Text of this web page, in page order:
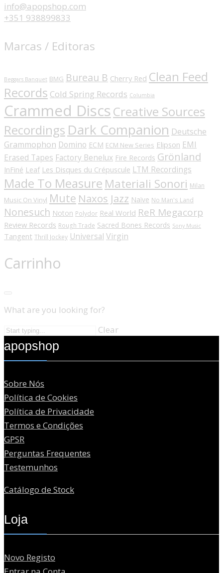
info@apopshop.com
+351 938899833
Marcas / Editoras
Beggars Banquet BMG Bureau B Cherry Red Clean Feed
Records Cold Spring Records Columbia
Crammed Discs Creative Sources
Recordings Dark Companion Deutsche
Grammophon Domino ECM ECM New Series Elipson EMI
Erased Tapes Factory Benelux Fire Records Grönland
InFiné Leaf Les Disques du Crépuscule LTM Recordings
Made To Measure Materiali Sonori Milan
Music On Vinyl Mute Naxos Jazz Naïve No Man's Land
Nonesuch Noton Polydor Real World ReR Megacorp
Review Records Rough Trade Sacred Bones Records Sony Music
Tangent Thrill Jockey Universal Virgin
Carrinho
What are you looking for?
Clear
apopshop
Sobre Nós
Política de Cookies
Política de Privacidade
Termos e Condições
GPSR
Perguntas Frequentes
Testemunhos
Catálogo de Stock
Loja
Novo Registo